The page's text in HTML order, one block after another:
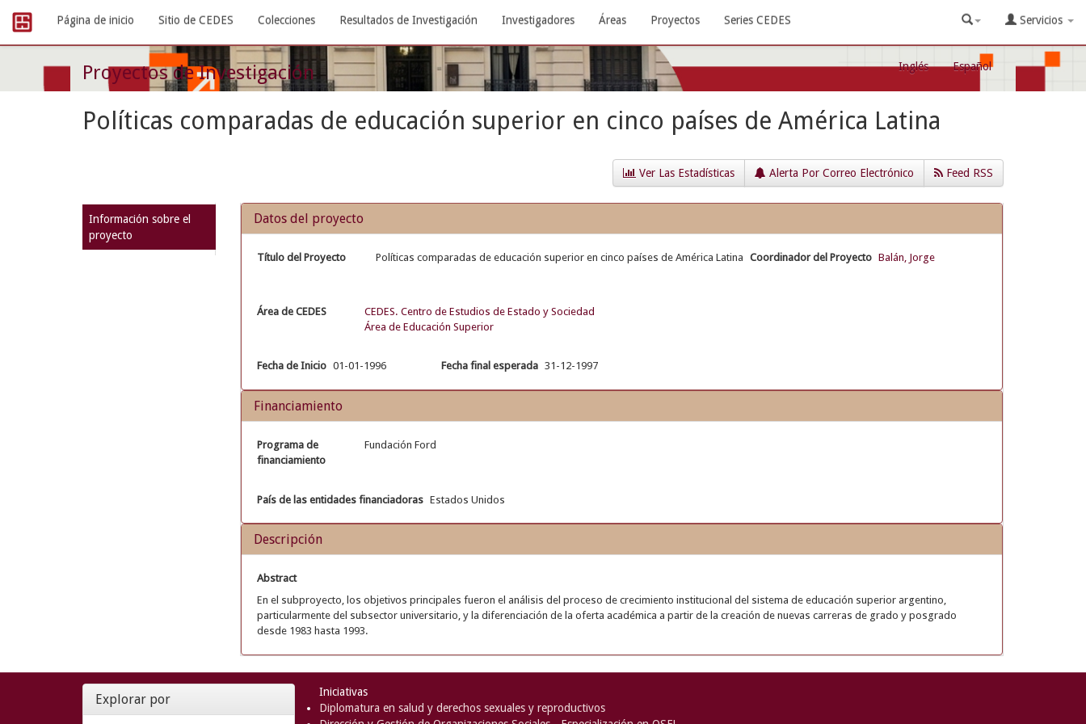
navigation
Página de inicio Sitio de CEDES Colecciones Resultados de Investigación Investigadores Áreas Proyectos Series CEDES Servicios
Proyectos de Investigación Inglés Español
Políticas comparadas de educación superior en cinco países de América Latina
Ver Las Estadísticas Alerta Por Correo Electrónico Feed RSS
Información sobre el
proyecto
Datos del proyecto
Título del Proyecto Políticas comparadas de educación superior en cinco países de América Latina Coordinador del Proyecto Balán, Jorge
Área de CEDES
CEDES. Centro de Estudios de Estado y Sociedad
Área de Educación Superior
Fecha de Inicio 01-01-1996 Fecha final esperada 31-12-1997
Financiamiento
Programa de
financiamiento
Fundación Ford
País de las entidades financiadoras Estados Unidos
Descripción
Abstract
En el subproyecto, los objetivos principales fueron el análisis del proceso de crecimiento institucional del sistema de educación superior argentino,
particularmente del subsector universitario, y la diferenciación de la oferta académica a partir de la creación de nuevas carreras de grado y posgrado
desde 1983 hasta 1993.
Explorar por
Iniciativas
Diplomatura en salud y derechos sexuales y reproductivos